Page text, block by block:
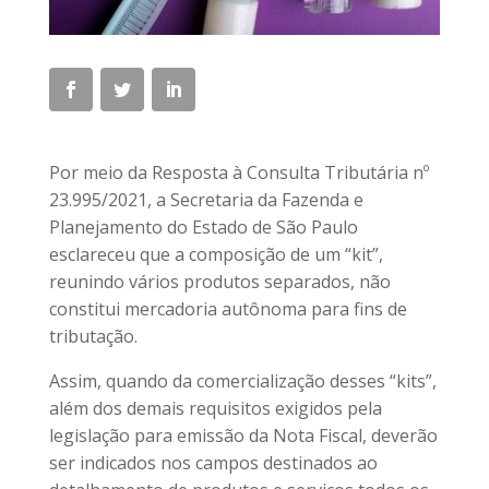
Por meio da Resposta à Consulta Tributária nº
23.995/2021, a Secretaria da Fazenda e
Planejamento do Estado de São Paulo
esclareceu que a composição de um “kit”,
reunindo vários produtos separados, não
constitui mercadoria autônoma para fins de
tributação.
Assim, quando da comercialização desses “kits”,
além dos demais requisitos exigidos pela
legislação para emissão da Nota Fiscal, deverão
ser indicados nos campos destinados ao